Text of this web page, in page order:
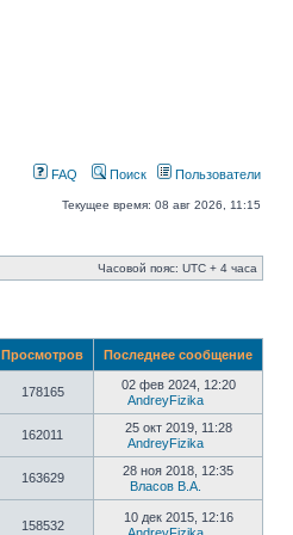
FAQ Поиск Пользователи
Текущее время: 08 авг 2026, 11:15
Часовой пояс: UTC + 4 часа
Просмотров Последнее сообщение
178165
02 фев 2024, 12:20
AndreyFizika
162011
25 окт 2019, 11:28
AndreyFizika
163629
28 ноя 2018, 12:35
Власов В.А.
158532
10 дек 2015, 12:16